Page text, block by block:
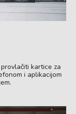
kartice za
i aplikacijom